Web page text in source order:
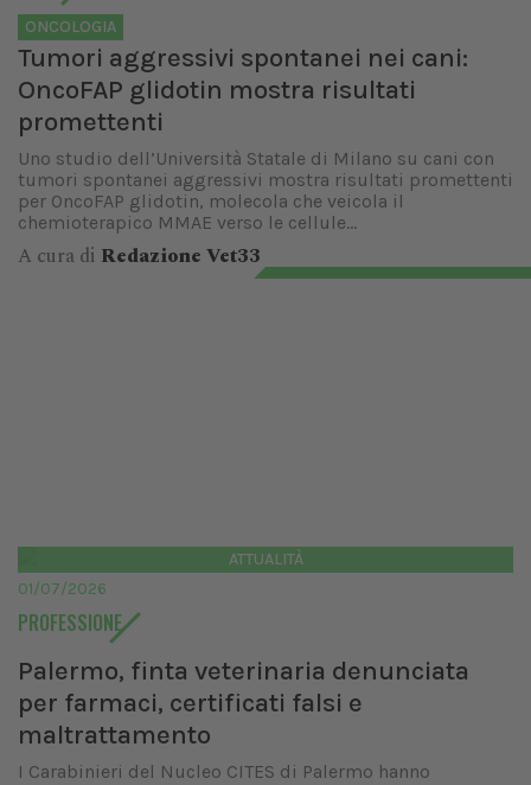
ONCOLOGIA
Tumori aggressivi spontanei nei cani:
OncoFAP glidotin mostra risultati
promettenti
Uno studio dell’Università Statale di Milano su cani con
tumori spontanei aggressivi mostra risultati promettenti
per OncoFAP glidotin, molecola che veicola il
chemioterapico MMAE verso le cellule...
A cura di Redazione Vet33
ATTUALITÀ
01/07/2026
PROFESSIONE
Palermo, finta veterinaria denunciata
per farmaci, certificati falsi e
maltrattamento
I Carabinieri del Nucleo CITES di Palermo hanno